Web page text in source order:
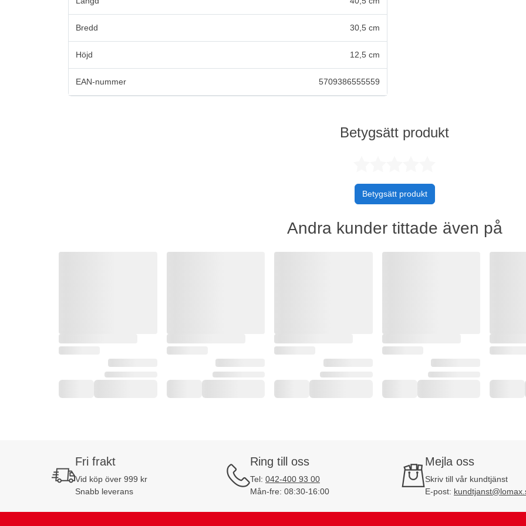
Bredd 30,5 cm
Höjd 12,5 cm
EAN-nummer 5709386555559
Betygsätt produkt
Betygsätt produkt
Andra kunder tittade även på
Fri frakt
Vid köp över 999 kr
Snabb leverans
Ring till oss
Tel: 042-400 93 00
Mån-fre: 08:30-16:00
Mejla oss
Skriv till vår kundtjänst
E-post: